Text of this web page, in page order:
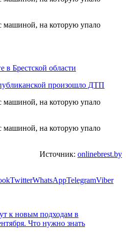
в Брестской области
произошло ДТП
Источник: onlinebrest.by
TwitterWhatsAppTelegramViber
к новым подходам в
Что нужно знать